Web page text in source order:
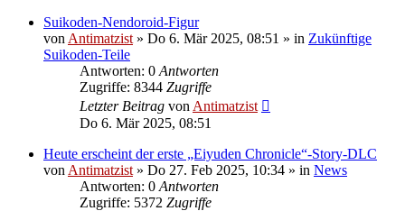
Suikoden-Nendoroid-Figur
von Antimatzist » Do 6. Mär 2025, 08:51 » in Zukünftige
Suikoden-Teile
Antworten: 0 Antworten
Zugriffe: 8344 Zugriffe
Letzter Beitrag von Antimatzist
Do 6. Mär 2025, 08:51
Heute erscheint der erste „Eiyuden Chronicle“-Story-DLC
von Antimatzist » Do 27. Feb 2025, 10:34 » in News
Antworten: 0 Antworten
Zugriffe: 5372 Zugriffe